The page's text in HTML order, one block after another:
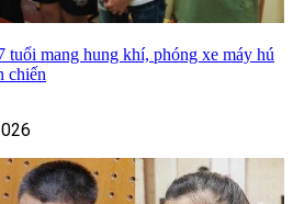
tuổi mang hung khí, phóng xe máy hú
chiến